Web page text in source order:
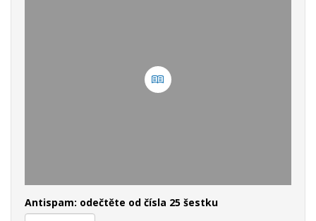
Antispam: odečtěte od čísla 25 šestku